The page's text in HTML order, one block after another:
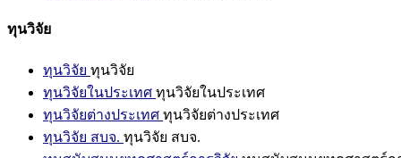
ทุนวิจัย
ทุนวิจัย ทุนวิจัย
ทุนวิจัยในประเทศ ทุนวิจัยในประเทศ
ทุนวิจัยต่างประเทศ ทุนวิจัยต่างประเทศ
ทุนวิจัย สบจ. ทุนวิจัย สบจ.